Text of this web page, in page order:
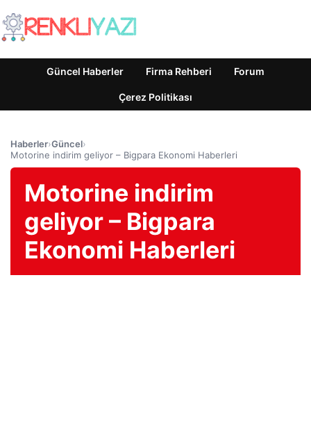
Güncel Haberler Firma Rehberi Forum
Çerez Politikası
Haberler›Güncel›
Motorine indirim geliyor – Bigpara Ekonomi Haberleri
Motorine indirim
geliyor – Bigpara
Ekonomi Haberleri